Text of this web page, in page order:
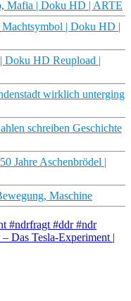
Mafia | Doku HD | ARTE
| Doku HD |
Doku HD Reupload |
wirklich unterging
schreiben Geschichte
Jahre Aschenbrödel |
Maschine
#ndrfragt #ddr #ndr
Das Tesla-Experiment |